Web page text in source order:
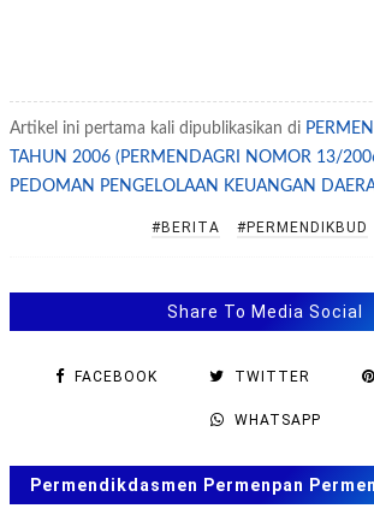
Artikel ini pertama kali dipublikasikan di
TAHUN 2006 (PERMENDAGRI NOMOR 13/
PEDOMAN PENGELOLAAN KEUANGAN
#BERITA #PERMENDIKBUD
Share To Media Social
FACEBOOK TWITTER
WHATSAPP
Permendikdasmen Permenpan